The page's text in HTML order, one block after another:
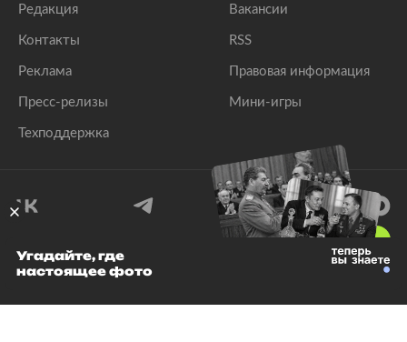
Редакция
Контакты
Реклама
Пресс-релизы
Техподдержка
Вакансии
RSS
Правовая информация
Мини-игры
© 1999–2026 Все права защищены.
Угадайте, где
настоящее фото